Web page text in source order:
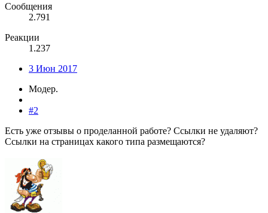
Сообщения
2.791
Реакции
1.237
3 Июн 2017
Модер.
#2
Есть уже отзывы о проделанной работе? Ссылки не удаляют?
Ссылки на страницах какого типа размещаются?